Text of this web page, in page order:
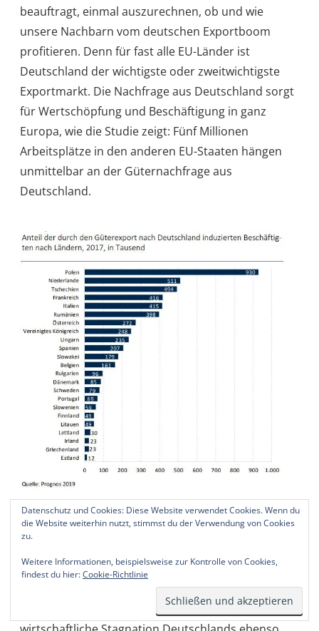
beauftragt, einmal auszurechnen, ob und wie
unsere Nachbarn vom deutschen Exportboom
profitieren. Denn für fast alle EU-Länder ist
Deutschland der wichtigste oder zweitwichtigste
Exportmarkt. Die Nachfrage aus Deutschland sorgt
für Wertschöpfung und Beschäftigung in ganz
Europa, wie die Studie zeigt: Fünf Millionen
Arbeitsplätze in den anderen EU-Staaten hängen
unmittelbar an der Güternachfrage aus
Deutschland.
Allein die Nachfrage der deutschen Industrie nach
Vorleistungs- und Investitionsgütern sichert 3,3
heißt es in der Prognos-Studie, die 2019 erstellt
wurde und sich auf Daten von 2017 bezieht.
Szenario-Rechnungen zeigen, dass eine
Datenschutz und Cookies: Diese Website verwendet Cookies. Wenn du
die Website weiterhin nutzt, stimmst du der Verwendung von Cookies
zu.
Weitere Informationen, beispielsweise zur Kontrolle von Cookies,
findest du hier:Cookie-Richtlinie